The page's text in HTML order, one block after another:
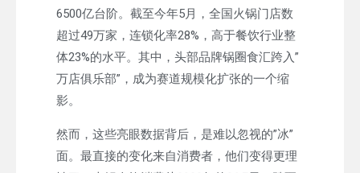
6500亿台阶。截至今年5月，全国火锅门店数
超过49万家，连锁化率28%，高于餐饮行业整
体23%的水平。其中，头部品牌锅圈食汇跨入”
万店俱乐部”，成为赛道规模化扩张的一个缩
影。
然而，这些亮眼数据背后，是难以忽视的”冰”
面。最直接的变化来自消费者，他们变得更理